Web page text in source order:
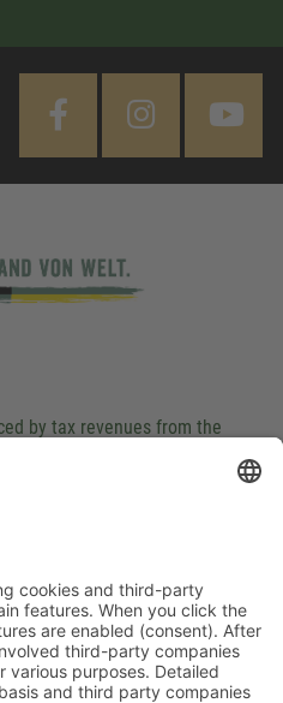
by tax revenues from the
cookies and third-party
features. When you click the
are enabled (consent).